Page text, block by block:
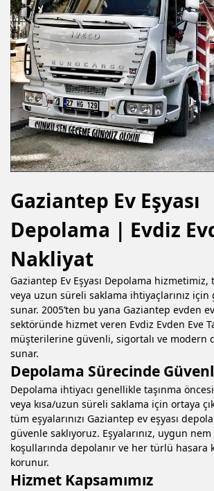
Gaziantep Ev Eşyası
Depolama | Evdiz
Nakliyat
Gaziantep Ev Eşyası Depolama hizmetimiz,
veya uzun süreli saklama ihtiyaçlarınız
sunar. 2005’ten bu yana Gaziantep evden
sektöründe hizmet veren Evdiz Evden Eve
müşterilerine güvenli, sigortalı ve modern
sunar.
Depolama Sürecinde
Depolama ihtiyacı genellikle taşınma
veya kısa/uzun süreli saklama için ortaya
tüm eşyalarınızı Gaziantep ev eşyası
güvenle saklıyoruz. Eşyalarınız, uygun nem
koşullarında depolanır ve her türlü hasara
korunur.
Hizmet Kapsamımız